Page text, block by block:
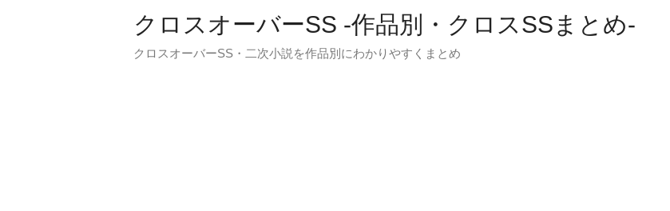
クロスオーバーSS -作品別・クロスSSまとめ-
クロスオーバーSS・二次小説を作品別にわかりやすくまとめ